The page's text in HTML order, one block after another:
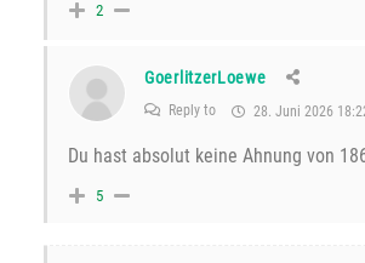
2
GoerlitzerLoewe
Reply to 28. Juni 2026
Du hast absolut keine Ahnung von
5